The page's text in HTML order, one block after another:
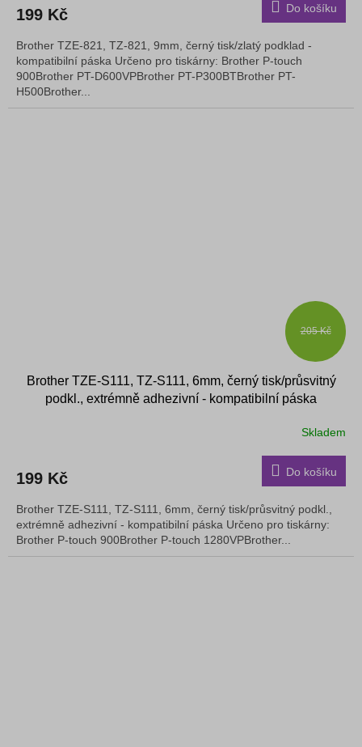
199 Kč Do košíku
Brother TZE-821, TZ-821, 9mm, černý tisk/zlatý podklad -
kompatibilní páska Určeno pro tiskárny: Brother P-touch
900Brother PT-D600VPBrother PT-P300BTBrother PT-
H500Brother...
205 Kč
Brother TZE-S111, TZ-S111, 6mm, černý tisk/průsvitný
podkl., extrémně adhezivní - kompatibilní páska
Skladem
199 Kč Do košíku
Brother TZE-S111, TZ-S111, 6mm, černý tisk/průsvitný podkl.,
extrémně adhezivní - kompatibilní páska Určeno pro tiskárny:
Brother P-touch 900Brother P-touch 1280VPBrother...